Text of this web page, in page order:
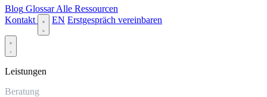
Blog Glossar Alle Ressourcen
Kontakt
EN Erstgespräch vereinbaren
Leistungen
Beratung